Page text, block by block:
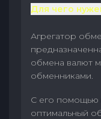
Для чего
Агрегатор
обмена валют
обменниками.
С его помощью
оптимальный